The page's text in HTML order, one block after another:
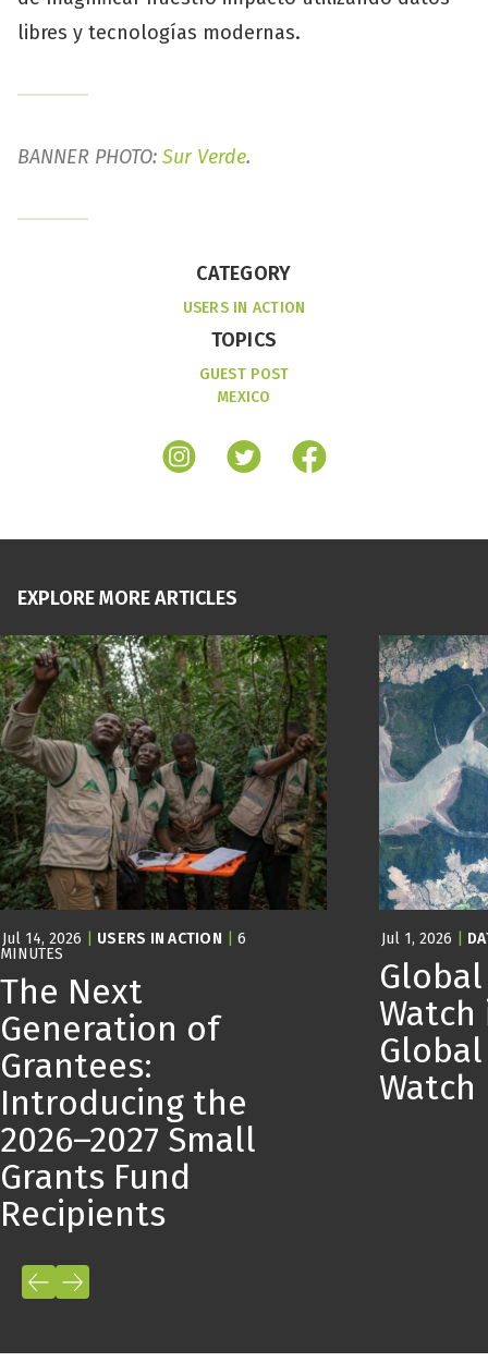
libres y tecnologías modernas.
BANNER PHOTO: Sur Verde.
CATEGORY
USERS IN ACTION
TOPICS
GUEST POST
MEXICO
EXPLORE MORE ARTICLES
Jul 14, 2026 USERS IN ACTION
6
MINUTES
The Next
Generation of
Grantees:
Introducing the
2026–2027 Small
Grants Fund
Recipients
Jul 1, 2026
Watch
Watch